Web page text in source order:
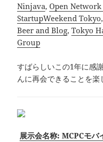
Ninjava,Open Network
StartupWeekend Tokyo
Beer and Blog,Tokyo
Group
すばらしいこの1年に感
んに再会できることを楽
展示会名称: MCPCモバ